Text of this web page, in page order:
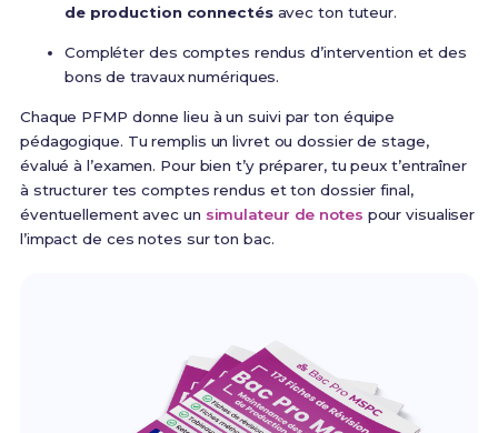
de production connectésavec ton tuteur.
Compléter des comptes rendus d’intervention et des
bons de travaux numériques.
Chaque PFMP donne lieu à un suivi par ton équipe
pédagogique. Tu remplis un livret ou dossier de stage,
évalué à l’examen. Pour bien t’y préparer, tu peux t’entraîner
à structurer tes comptes rendus et ton dossier final,
éventuellement avec un simulateur de notes pour visualiser
l’impact de ces notes sur ton bac.